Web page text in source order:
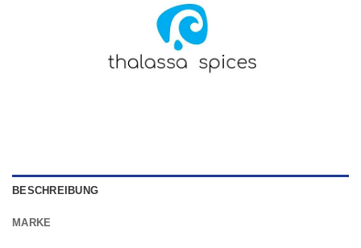
BESCHREIBUNG
MARKE